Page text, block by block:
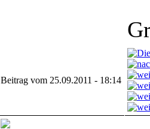
Beitrag vom 25.09.2011 - 18:14